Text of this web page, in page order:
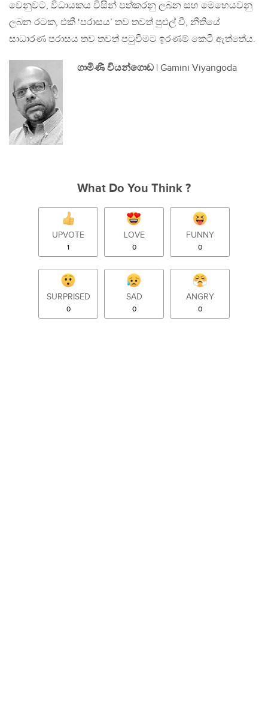
වෙනුවට, විධායකය විසින් පත්කරනු ලබන සහ මෙහෙයවනු
ලබන රටක, එකී ‘පරාසය’ තව තවත් පුළුල් වී, නීතියේ
සාධාරණ පරාසය තව තවත් පටුවීමට ඉරණම් කෙටී ඇත්තේය.
ගාමිණී වියන්ගොඩ | Gamini Viyangoda
What Do You Think ?
UPVOTE
1
LOVE
0
FUNNY
0
SURPRISED
0
SAD
0
ANGRY
0